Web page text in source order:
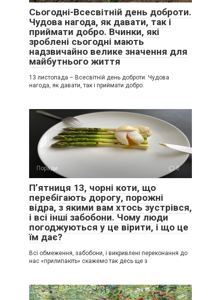
Сьогодні-Всесвітній день доброти.
Чудова нагода, як давати, так і
приймати добро. Вчинки, які
зроблені сьогодні мають
надзвичайно велике значення для
майбутнього життя
13 листопада – Всесвітній день доброти. Чудова
нагода, як давати, так і приймати добро.
Поради 0
Пʼятниця 13, чорні коти, що
перебігають дорогу, порожні
відра, з якими вам хтось зустрівся,
і всі інші забобони. Чому люди
погоджуються у це вірити, і що це
їм дає?
Всі обмеження, забобони, і викривлені переконання до
нас «прилипають» скажемо так десь ще з